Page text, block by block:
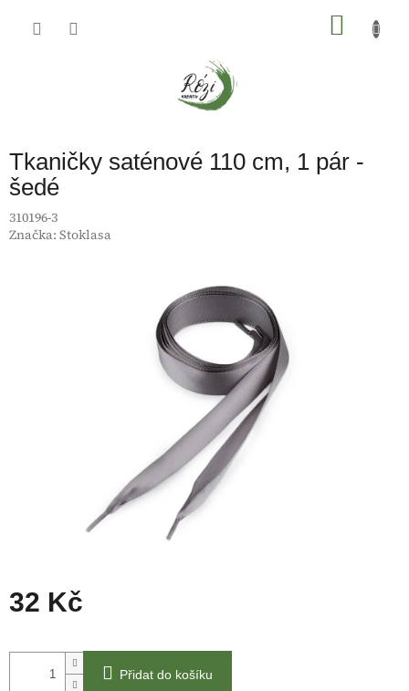
Tkaničky saténové 110 cm, 1 pár -
šedé
310196-3
Značka: Stoklasa
32 Kč
cena:
Přidat do košíku